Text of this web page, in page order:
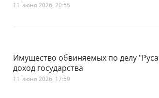
11 июня 2026, 20:55
Имущество обвиняемых по делу
доход государства
11 июня 2026, 17:59